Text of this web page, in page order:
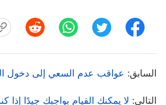
الحق لعلاجها ويتوصل إلى فهم الحق
بالاجتماع والاستماع إلى العظات، بل
ممارسة كلام الله واختباره، ويحتاج
السابق: عواقب عدم السعي إلى دخول
التالي: لا يمكنك القيام بواجبك جيدًا